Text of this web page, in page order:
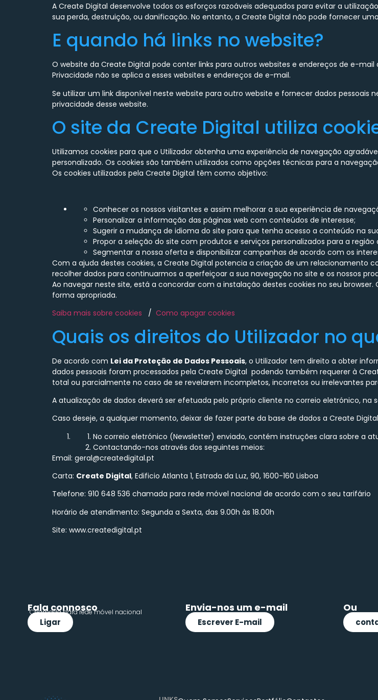
A Create Digital desenvolve todos os esforços razoáveis adequados para evitar a
sua perda, destruição, ou danificação. No entanto, a Create Digital não pode fornecer
E quando há links no website?
O website da Create Digital pode conter links para outros websites e endereços de e-
Privacidade não se aplica a esses websites e endereços de e-mail.
Se utilizar um link disponível neste website para outro website e fornecer dados
privacidade desse website.
O site da Create Digital utiliza
Utilizamos cookies para que o Utilizador obtenha uma experiência de navegação
personalizado. Os cookies são também utilizados como opções técnicas para a
Os cookies utilizados pela Create Digital têm como objetivo:
Conhecer os nossos visitantes e assim melhorar a sua experiência de
Personalizar a informação das páginas web com conteúdos de interesse;
Sugerir a mudança de idioma do site para que tenha acesso a conteúdo na
Propor a seleção do site com produtos e serviços personalizados para a região
Segmentar a nossa oferta e disponibilizar campanhas de acordo com os
Com a ajuda destes cookies, a Create Digital potencia a criação de um relacionamento
recolher dados para continuarmos a aperfeiçoar a sua navegação no site e os nossos
Ao navegar neste site, está a concordar com a instalação destes cookies no seu
forma apropriada.
Saiba mais sobre cookies
/ Como apagar cookies
Quais os direitos do Utilizador no
De acordo com Lei da Proteção de Dados Pessoais, o Utilizador tem direito a obter
dados pessoais foram processados pela Create Digital podendo também requerer à
total ou parcialmente no caso de se revelarem incompletos, incorretos ou irrelevantes
A atualização de dados deverá ser efetuada pelo próprio cliente no correio eletrónico,
Caso deseje, a qualquer momento, deixar de fazer parte da base de dados a Create
No correio eletrónico (Newsletter) enviado, contém instruções clara sobre a
Contactando-nos através dos seguintes meios:
Email: geral@createdigital.pt
Carta: Create Digital, Edificio Atlanta 1, Estrada da Luz, 90, 1600-160 Lisboa
Telefone: 910 648 536 chamada para rede móvel nacional de acordo com o seu tarifário
Horário de atendimento: Segunda a Sexta, das 9.00h às 18.00h
Site: www.createdigital.pt
Fala connosco
Chamada para rede móvel nacional
Ligar
Envia-nos um e-mail
Escrever E-mail
Ou